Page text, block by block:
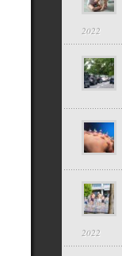
2022
2022